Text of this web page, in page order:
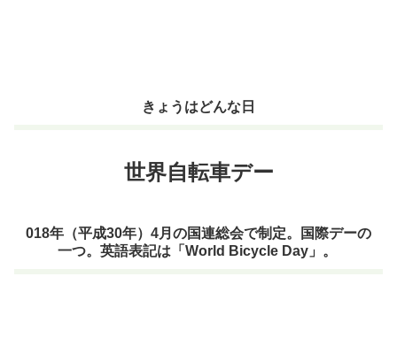
きょうはどんな日
世界自転車デー
018年（平成30年）4月の国連総会で制定。国際デーの
一つ。英語表記は「World Bicycle Day」。